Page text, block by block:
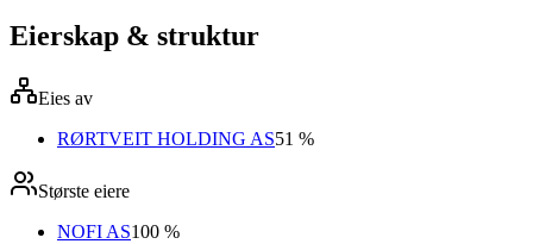
Eierskap & struktur
Eies av
RØRTVEIT HOLDING AS51 %
Største eiere
NOFI AS100 %